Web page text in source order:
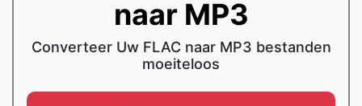
naar MP3
Converteer Uw FLAC naar MP3 bestanden
moeiteloos